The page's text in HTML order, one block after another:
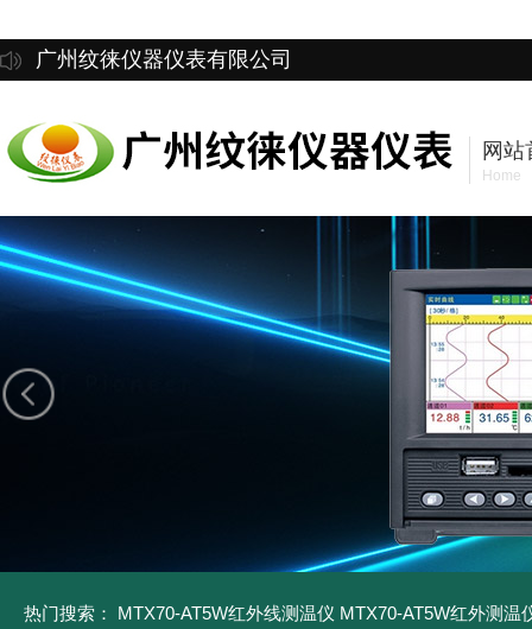
广州纹徕仪器仪表有限公司
网站
Home
热门搜索： MTX70-AT5W红外线测温仪 MTX70-AT5W红外测温